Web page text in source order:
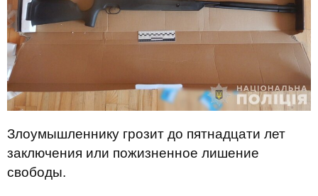
Злоумышленнику грозит до пятнадцати лет
заключения или пожизненное лишение
свободы.